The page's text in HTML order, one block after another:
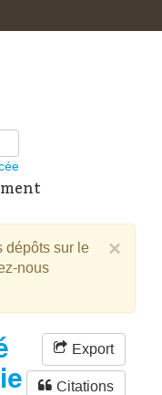
×
dépôts sur le
nous
Export
Citations